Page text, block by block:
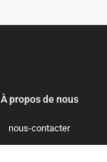
À propos de nous
nous-contacter